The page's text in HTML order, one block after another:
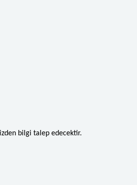
bilgi talep edecektir.